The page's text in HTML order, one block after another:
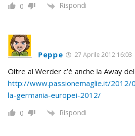
0 Rispondi
Peppe 27 Aprile 2012 16:03
Oltre al Werder c’è anche la Away
http://www.passionemaglie.it/
la-germania-europei-2012/
0 Rispondi